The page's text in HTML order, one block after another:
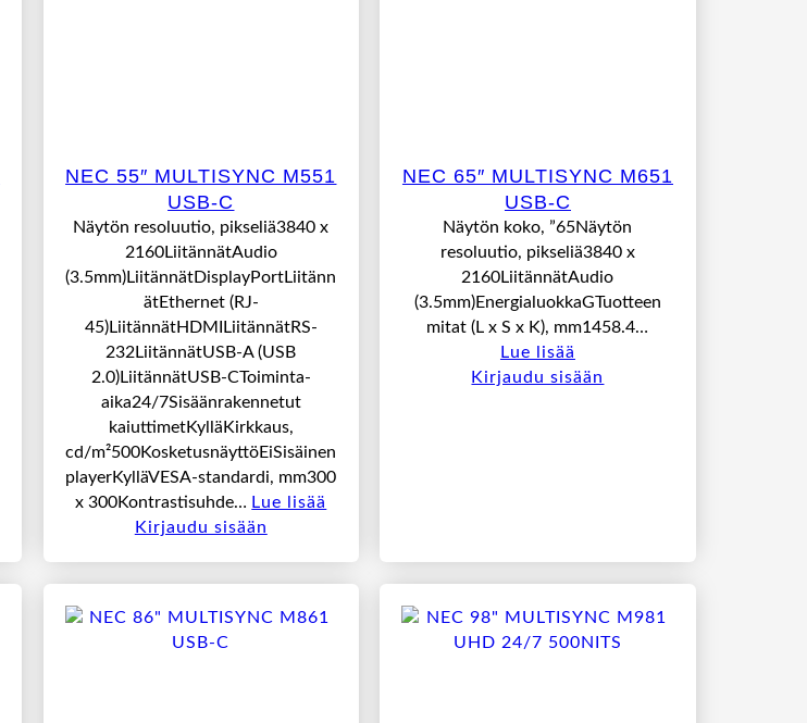
NEC 55″ MULTISYNC M551
USB-C
Näytön resoluutio, pikseliä3840 x
2160LiitännätAudio
(3.5mm)LiitännätDisplayPortLiitänn
ätEthernet (RJ-
45)LiitännätHDMILiitännätRS-
232LiitännätUSB-A (USB
2.0)LiitännätUSB-CToiminta-
aika24/7Sisäänrakennetut
kaiuttimetKylläKirkkaus,
cd/m²500KosketusnäyttöEiSisäinen
playerKylläVESA-standardi, mm300
x 300Kontrastisuhde… Lue lisää
Kirjaudu sisään
NEC 65″ MULTISYNC M651
USB-C
Näytön koko, ”65Näytön
resoluutio, pikseliä3840 x
2160LiitännätAudio
(3.5mm)EnergialuokkaGTuotteen
mitat (L x S x K), mm1458.4…
Lue lisää
Kirjaudu sisään